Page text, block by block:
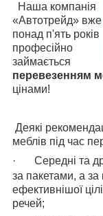
Наша компанія
«Автотрейд» вже
понад п'ять років
професійно
займається
перевезенням
цінами!
Деякі
меблів під час
·
Середні та
за пакетами, а за
ефективнішої
речей;